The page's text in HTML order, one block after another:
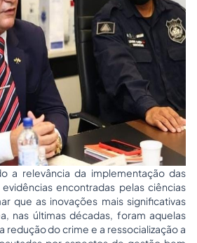
a relevância da implementação das
encontradas pelas ciências
que as inovações mais significativas
nas últimas décadas, foram aquelas
redução do crime e a ressocialização a